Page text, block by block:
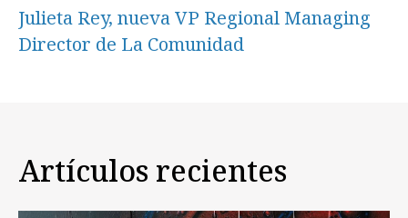
Julieta Rey, nueva VP Regional Managing
Director de La Comunidad
Artículos recientes